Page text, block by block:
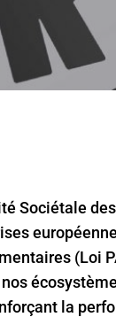
Sociétale
(Loi
la